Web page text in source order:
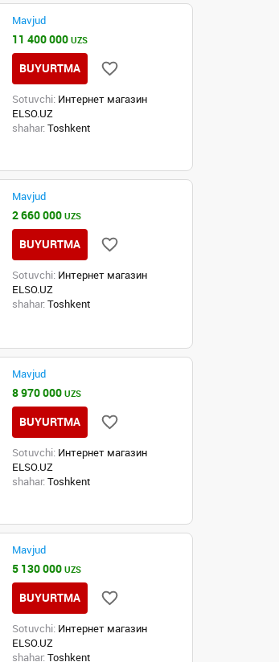
Mavjud
11 400 000UZS
BUYURTMA
Sotuvchi: Интернет магазин
ELSO.UZ
shahar: Toshkent
Mavjud
2 660 000UZS
BUYURTMA
Sotuvchi: Интернет магазин
ELSO.UZ
shahar: Toshkent
Mavjud
8 970 000UZS
BUYURTMA
Sotuvchi: Интернет магазин
ELSO.UZ
shahar: Toshkent
Mavjud
5 130 000UZS
BUYURTMA
Sotuvchi: Интернет магазин
ELSO.UZ
shahar: Toshkent